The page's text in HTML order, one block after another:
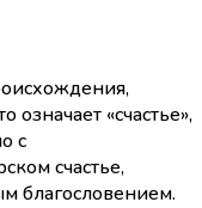
означает «счастье»,
с
счастье,
благословением.